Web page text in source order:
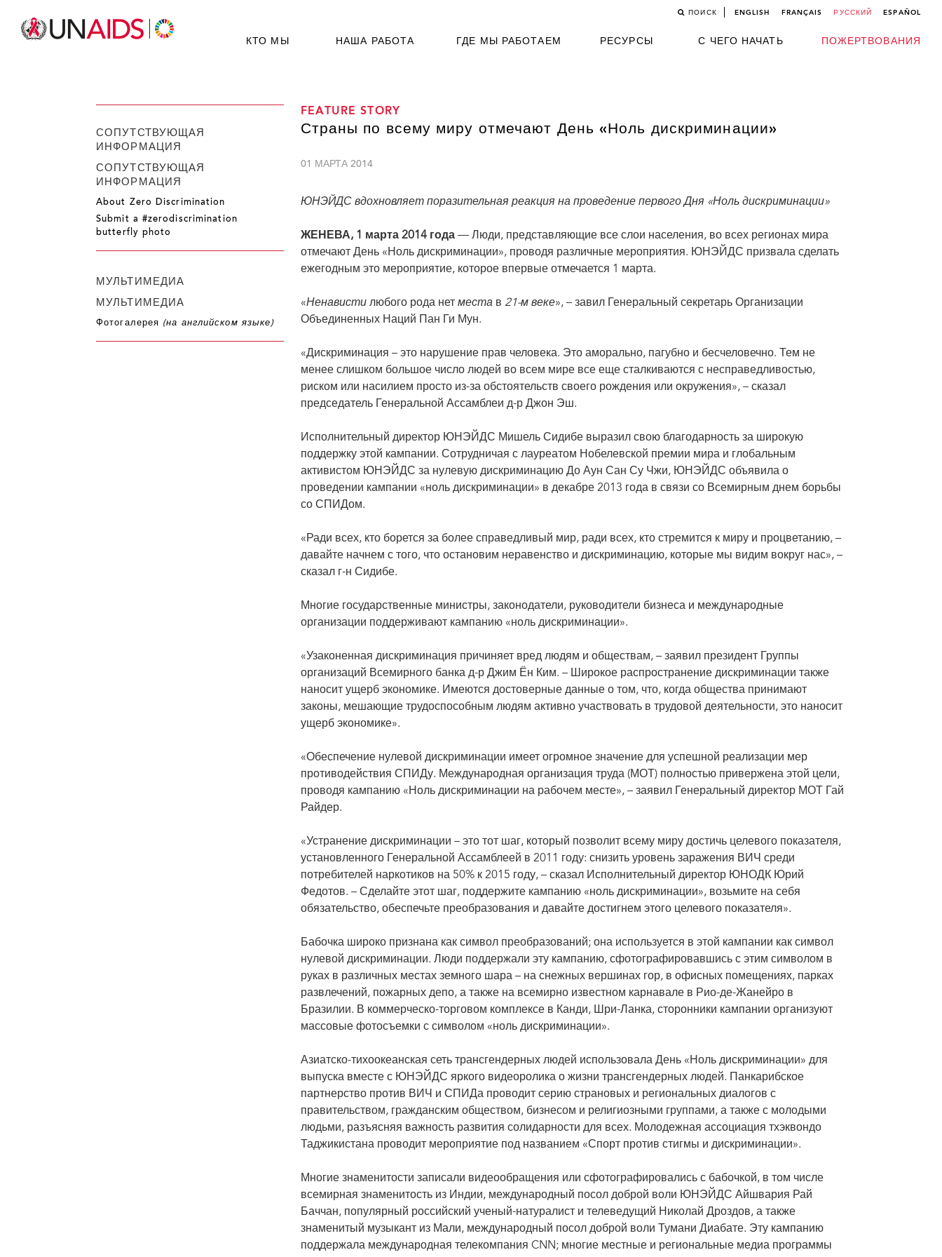
ПОИСК ENGLISH FRANÇAIS РУССКИЙ ESPAÑOL
КТО МЫ НАША РАБОТА ГДЕ МЫ РАБОТАЕМ РЕСУРСЫ С ЧЕГО НАЧАТЬ ПОЖЕРТВОВАНИЯ
FEATURE STORY
Страны по всему миру отмечают День «Ноль дискриминации»
01 МАРТА 2014
ЮНЭЙДС вдохновляет поразительная реакция на проведение первого Дня «Ноль дискриминации»
ЖЕНЕВА, 1 марта 2014 года — Люди, представляющие все слои населения, во всех регионах мира
отмечают День «Ноль дискриминации», проводя различные мероприятия. ЮНЭЙДС призвала сделать
ежегодным это мероприятие, которое впервые отмечается 1 марта.
«Ненавистилюбого рода нет места в 21-м веке», – завил Генеральный секретарь Организации
Объединенных Наций Пан Ги Мун.
«Дискриминация – это нарушение прав человека. Это аморально, пагубно и бесчеловечно. Тем не
менее слишком большое число людей во всем мире все еще сталкиваются с несправедливостью,
риском или насилием просто из-за обстоятельств своего рождения или окружения», – сказал
председатель Генеральной Ассамблеи д-р Джон Эш.
Исполнительный директор ЮНЭЙДС Мишель Сидибе выразил свою благодарность за широкую
поддержку этой кампании. Сотрудничая с лауреатом Нобелевской премии мира и глобальным
активистом ЮНЭЙДС за нулевую дискриминацию До Аун Сан Су Чжи, ЮНЭЙДС объявила о
проведении кампании «ноль дискриминации» в декабре 2013 года в связи со Всемирным днем борьбы
со СПИДом.
«Ради всех, кто борется за более справедливый мир, ради всех, кто стремится к миру и процветанию, –
давайте начнем с того, что остановим неравенство и дискриминацию, которые мы видим вокруг нас», –
сказал г-н Сидибе.
Многие государственные министры, законодатели, руководители бизнеса и международные
организации поддерживают кампанию «ноль дискриминации».
«Узаконенная дискриминация причиняет вред людям и обществам, – заявил президент Группы
организаций Всемирного банка д-р Джим Ён Ким. – Широкое распространение дискриминации также
наносит ущерб экономике. Имеются достоверные данные о том, что, когда общества принимают
законы, мешающие трудоспособным людям активно участвовать в трудовой деятельности, это наносит
ущерб экономике».
«Обеспечение нулевой дискриминации имеет огромное значение для успешной реализации мер
противодействия СПИДу. Международная организация труда (МОТ) полностью привержена этой цели,
проводя кампанию «Ноль дискриминации на рабочем месте», – заявил Генеральный директор МОТ Гай
Райдер.
«Устранение дискриминации – это тот шаг, который позволит всему миру достичь целевого показателя,
установленного Генеральной Ассамблеей в 2011 году: снизить уровень заражения ВИЧ среди
потребителей наркотиков на 50% к 2015 году, – сказал Исполнительный директор ЮНОДК Юрий
Федотов. – Сделайте этот шаг, поддержите кампанию «ноль дискриминации», возьмите на себя
обязательство, обеспечьте преобразования и давайте достигнем этого целевого показателя».
Бабочка широко признана как символ преобразований; она используется в этой кампании как символ
нулевой дискриминации. Люди поддержали эту кампанию, сфотографировавшись с этим символом в
руках в различных местах земного шара – на снежных вершинах гор, в офисных помещениях, парках
развлечений, пожарных депо, а также на всемирно известном карнавале в Рио-де-Жанейро в
Бразилии. В коммерческо-торговом комплексе в Канди, Шри-Ланка, сторонники кампании организуют
массовые фотосъемки с символом «ноль дискриминации».
Азиатско-тихоокеанская сеть трансгендерных людей использовала День «Ноль дискриминации» для
выпуска вместе с ЮНЭЙДС яркого видеоролика о жизни трансгендерных людей. Панкарибское
партнерство против ВИЧ и СПИДа проводит серию страновых и региональных диалогов с
правительством, гражданским обществом, бизнесом и религиозными группами, а также с молодыми
людьми, разъясняя важность развития солидарности для всех. Молодежная ассоциация тхэквондо
Таджикистана проводит мероприятие под названием «Спорт против стигмы и дискриминации».
Многие знаменитости записали видеообращения или сфотографировались с бабочкой, в том числе
всемирная знаменитость из Индии, международный посол доброй воли ЮНЭЙДС Айшвария Рай
Баччан, популярный российский ученый-натуралист и телеведущий Николай Дроздов, а также
знаменитый музыкант из Мали, международный посол доброй воли Тумани Диабате. Эту кампанию
поддержала международная телекомпания CNN; многие местные и региональные медиа программы
СОПУТСТВУЮЩАЯ
ИНФОРМАЦИЯ
СОПУТСТВУЮЩАЯ
ИНФОРМАЦИЯ
About Zero Discrimination
Submit a #zerodiscrimination
butterfly photo
МУЛЬТИМЕДИА
МУЛЬТИМЕДИА
Фотогалерея (на английском языке)